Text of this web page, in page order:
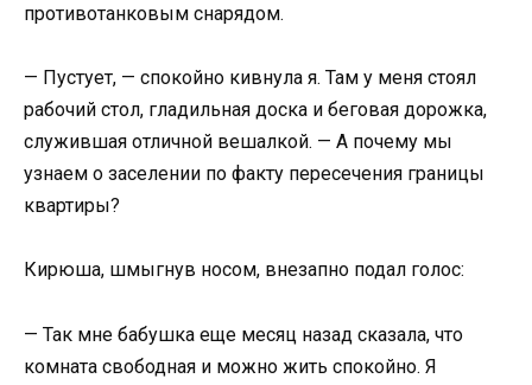
противотанковым снарядом.
— Пустует, — спокойно кивнула я. Там у меня стоял
рабочий стол, гладильная доска и беговая дорожка,
служившая отличной вешалкой. — А почему мы
узнаем о заселении по факту пересечения границы
квартиры?
Кирюша, шмыгнув носом, внезапно подал голос:
— Так мне бабушка еще месяц назад сказала, что
комната свободная и можно жить спокойно. Я